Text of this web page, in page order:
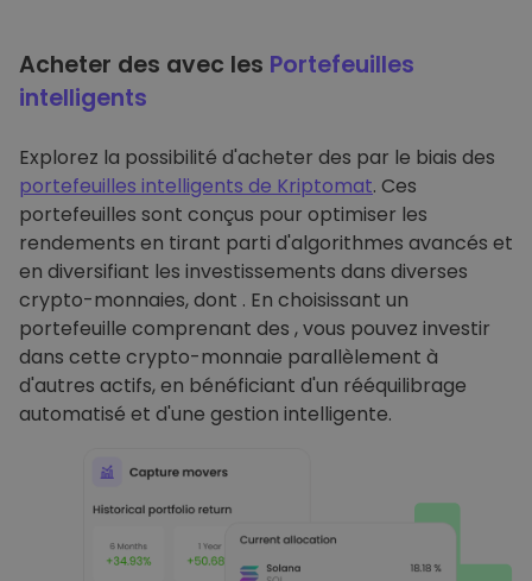
Acheter des avec les Portefeuilles
intelligents
Explorez la possibilité d'acheter des par le biais des
portefeuilles intelligents de Kriptomat. Ces
portefeuilles sont conçus pour optimiser les
rendements en tirant parti d'algorithmes avancés et
en diversifiant les investissements dans diverses
crypto-monnaies, dont . En choisissant un
portefeuille comprenant des , vous pouvez investir
dans cette crypto-monnaie parallèlement à
d'autres actifs, en bénéficiant d'un rééquilibrage
automatisé et d'une gestion intelligente.